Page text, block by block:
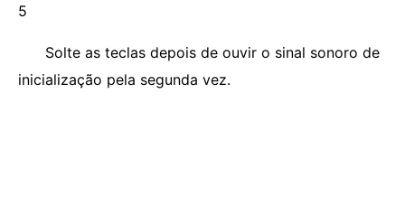
5
Solte as teclas depois de ouvir o sinal sonoro de
inicialização pela segunda vez.